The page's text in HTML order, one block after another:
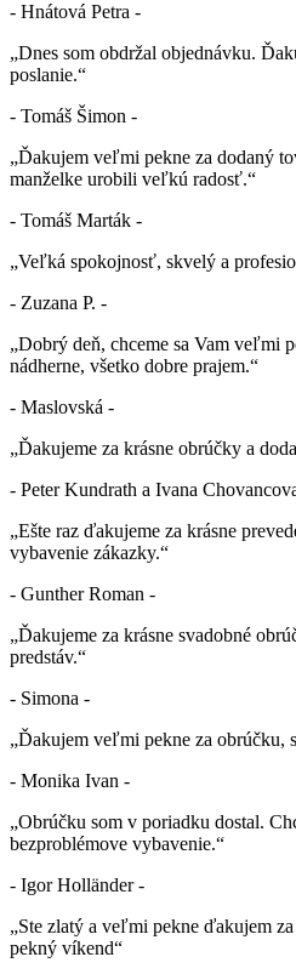
- Hnátová Petra -
„Dnes som obdržal objednávku.
poslanie.“
- Tomáš Šimon -
„Ďakujem veľmi pekne za dodaný
manželke urobili veľkú radosť.“
- Tomáš Marták -
„Veľká spokojnosť, skvelý a
- Zuzana P. -
„Dobrý deň, chceme sa Vam veľmi
nádherne, všetko dobre prajem.“
- Maslovská -
„Ďakujeme za krásne obrúčky a
- Peter Kundrath a Ivana
„Ešte raz ďakujeme za krásne
vybavenie zákazky.“
- Gunther Roman -
„Ďakujeme za krásne svadobné
predstáv.“
- Simona -
„Ďakujem veľmi pekne za obrúčku,
- Monika Ivan -
„Obrúčku som v poriadku dostal.
bezproblémove vybavenie.“
- Igor Holländer -
„Ste zlatý a veľmi pekne ďakujem
pekný víkend“